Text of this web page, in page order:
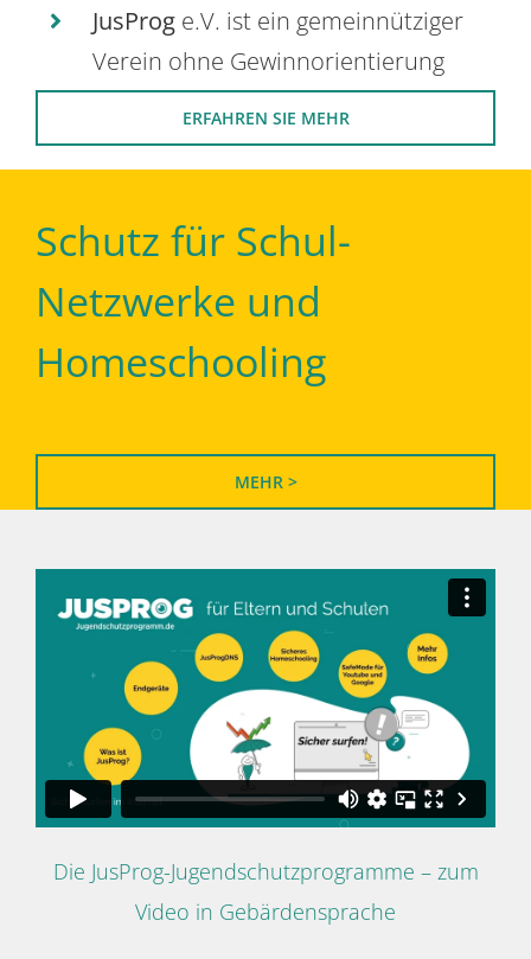
JusProg e.V. ist ein gemeinnütziger
Verein ohne Gewinnorientierung
ERFAHREN SIE MEHR
Schutz für Schul-
Netzwerke und
Homeschooling
MEHR >
Die JusProg-Jugendschutzprogramme – zum
Video in Gebärdensprache